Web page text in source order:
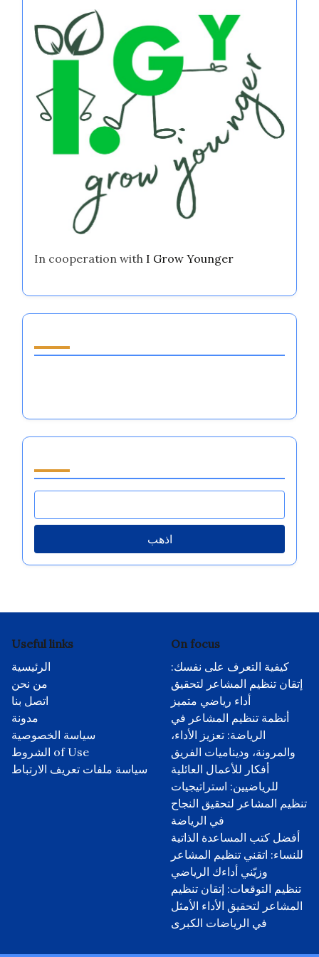
In cooperation with I Grow Younger
اذهب
Useful links
الرئيسية
من نحن
اتصل بنا
مدونة
سياسة الخصوصية
الشروط of Use
سياسة ملفات تعريف الارتباط
On focus
كيفية التعرف على نفسك:
إتقان تنظيم المشاعر لتحقيق
أداء رياضي متميز
أنظمة تنظيم المشاعر في
الرياضة: تعزيز الأداء،
والمرونة، وديناميات الفريق
أفكار للأعمال العائلية
للرياضيين: استراتيجيات
تنظيم المشاعر لتحقيق النجاح
في الرياضة
أفضل كتب المساعدة الذاتية
للنساء: اتقني تنظيم المشاعر
وزيّني أداءك الرياضي
تنظيم التوقعات: إتقان تنظيم
المشاعر لتحقيق الأداء الأمثل
في الرياضات الكبرى